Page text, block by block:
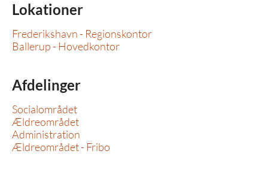
Lokationer
Frederikshavn - Regionskontor
Ballerup - Hovedkontor
Afdelinger
Socialområdet
Ældreområdet
Administration
Ældreområdet - Fribo